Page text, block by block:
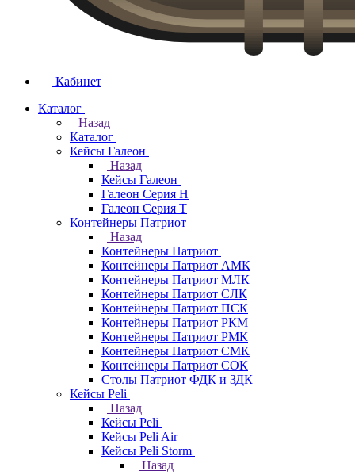
Кабинет
Каталог
Назад
Каталог
Кейсы Галеон
Назад
Кейсы Галеон
Галеон Серия Н
Галеон Серия Т
Контейнеры Патриот
Назад
Контейнеры Патриот
Контейнеры Патриот АМК
Контейнеры Патриот МЛК
Контейнеры Патриот CЛК
Контейнеры Патриот ПСК
Контейнеры Патриот РКМ
Контейнеры Патриот РМК
Контейнеры Патриот СМК
Контейнеры Патриот СОК
Столы Патриот ФДК и ЗДК
Кейсы Peli
Назад
Кейсы Peli
Кейсы Peli Air
Кейсы Peli Storm
Назад